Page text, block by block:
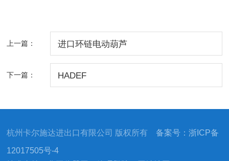
上一篇： 进口环链电动葫芦
下一篇： HADEF
杭州卡尔施达进出口有限公司 版权所有备案号：浙ICP备
12017505号-4